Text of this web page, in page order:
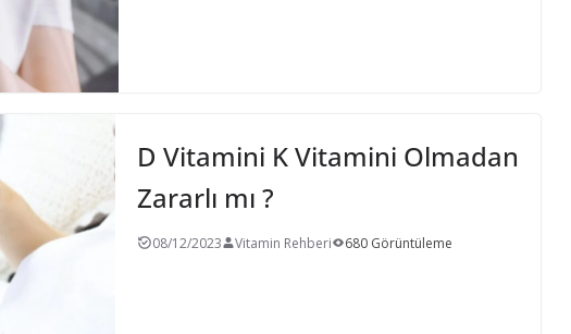
D Vitamini K Vitamini Olmadan
Zararlı mı ?
08/12/2023 Vitamin Rehberi 680 Görüntüleme